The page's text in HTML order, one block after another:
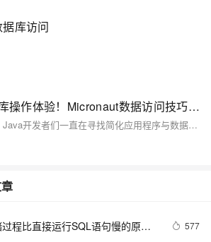
库访问
彻底革新你的数据库操作体验！Micronaut数据访问技巧让你瞬间爱上代码编写！
【9月更文挑战第10天】Java开发者们一直在寻找简化应用程序与数据库交互的方法。Micronaut作为一个现代框架，提供了多种工具和特性来提升数据访问效率。本文介绍如何使用Micronaut简化数据库操作，并提供具体示例代码。Micronaut支持JPA/Hibernate、SQL及NoSQL（如MongoDB），简化配置并无缝集成。通过定义带有`@Repository`注解的接口，可以实现Spring Data风格的命名查询。
程比直接运行SQL语句慢的原因
577